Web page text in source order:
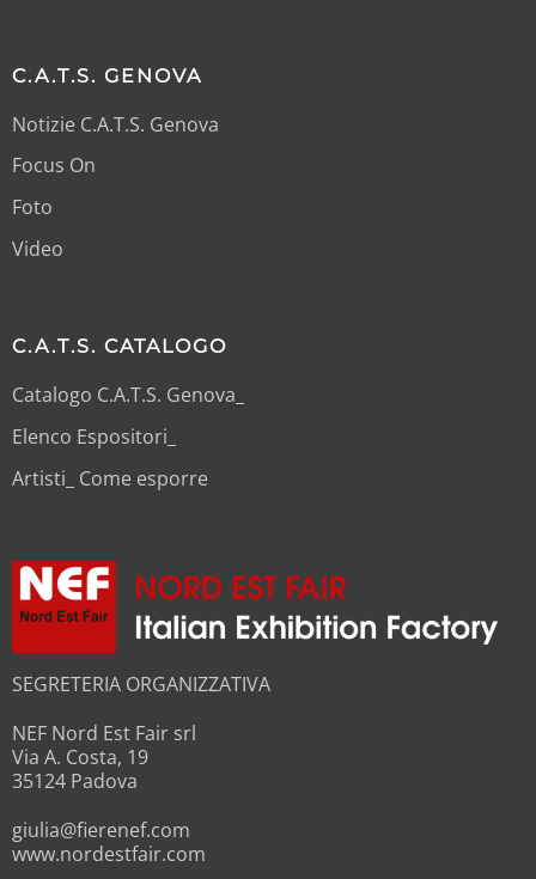
C.A.T.S. GENOVA
Notizie C.A.T.S. Genova
Focus On
Foto
Video
C.A.T.S. CATALOGO
Catalogo C.A.T.S. Genova_
Elenco Espositori_
Artisti_ Come esporre
SEGRETERIA ORGANIZZATIVA
NEF Nord Est Fair srl
Via A. Costa, 19
35124 Padova
giulia@fierenef.com
www.nordestfair.com